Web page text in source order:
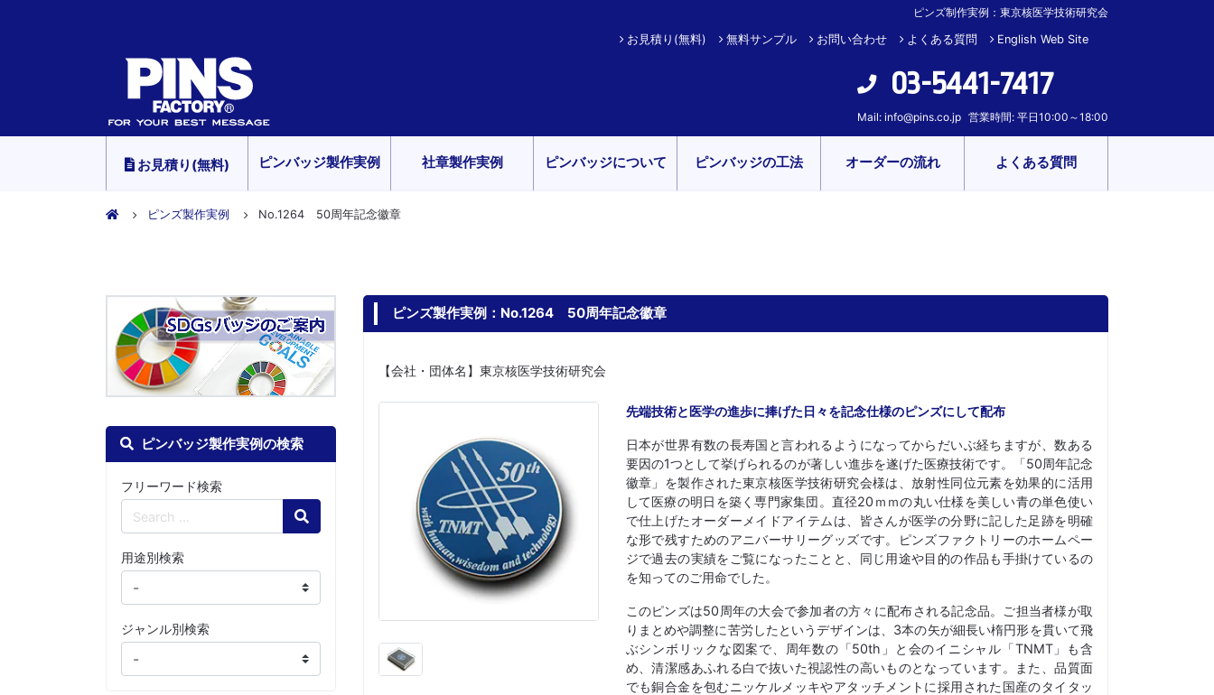
ピンズ制作実例：東京核医学技術研究会
お見積り(無料) 無料サンプル お問い合わせ よくある質問 English Web Site
03-5441-7417
Mail: info@pins.co.jp 営業時間: 平日10:00～18:00
お見積り(無料) ピンバッジ製作実例 社章製作実例 ピンバッジについて ピンバッジの工法 オーダーの流れ よくある質問
ピンズ製作実例 No.1264 50周年記念徽章
ピンバッジ製作実例の検索
フリーワード検索
Search
用途別検索
ジャンル別検索
ピンズ製作実例：No.1264 50周年記念徽章
【会社・団体名】東京核医学技術研究会
先端技術と医学の進歩に捧げた日々を記念仕様のピンズにして配布
日本が世界有数の長寿国と言われるようになってからだいぶ経ちますが、数ある
要因の1つとして挙げられるのが著しい進歩を遂げた医療技術です。「50周年記念
徽章」を製作された東京核医学技術研究会様は、放射性同位元素を効果的に活用
して医療の明日を築く専門家集団。直径20ｍｍの丸い仕様を美しい青の単色使い
で仕上げたオーダーメイドアイテムは、皆さんが医学の分野に記した足跡を明確
な形で残すためのアニバーサリーグッズです。ピンズファクトリーのホームペー
ジで過去の実績をご覧になったことと、同じ用途や目的の作品も手掛けているの
を知ってのご用命でした。
このピンズは50周年の大会で参加者の方々に配布される記念品。ご担当者様が取
りまとめや調整に苦労したというデザインは、3本の矢が細長い楕円形を貫いて飛
ぶシンボリックな図案で、周年数の「50th」と会のイニシャル「TNMT」も含
め、清潔感あふれる白で抜いた視認性の高いものとなっています。また、品質面
でも銅合金を包むニッケルメッキやアタッチメントに採用された国産のタイタッ